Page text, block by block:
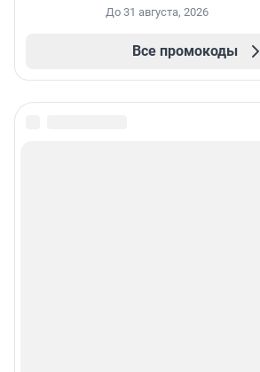
До 31 августа, 2026
Все промокоды